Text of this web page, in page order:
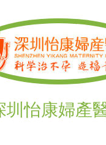
圳怡康婦產